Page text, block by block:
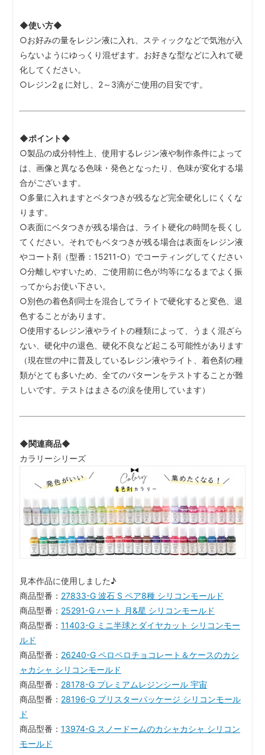
◆使い方◆
○お好みの量をレジン液に入れ、スティックなどで気泡が入
らないようにゆっくり混ぜます。お好きな型などに入れて硬
化してください。
○レジン2ｇに対し、2～3滴がご使用の目安です。
◆ポイント◆
○製品の成分特性上、使用するレジン液や制作条件によって
は、画像と異なる色味・発色となったり、色味が変化する場
合がございます。
○多量に入れますとベタつきが残るなど完全硬化しにくくな
ります。
○表面にベタつきが残る場合は、ライト硬化の時間を長くし
てください。それでもベタつきが残る場合は表面をレジン液
やコート剤（型番：15211-O）でコーティングしてください
○分離しやすいため、ご使用前に色が均等になるまでよく振
ってからお使い下さい。
○別色の着色剤同士を混合してライトで硬化すると変色、退
色することがあります。
○使用するレジン液やライトの種類によって、うまく混ざら
ない、硬化中の退色、硬化不良など起こる可能性があります
（現在世の中に普及しているレジン液やライト、着色剤の種
類がとても多いため、全てのパターンをテストすることが難
しいです。テストはまさるの涙を使用しています）
◆関連商品◆
カラリーシリーズ
見本作品に使用しました♪
商品型番： 27833-G 波石 S ペア8種 シリコンモールド
商品型番： 25291-G ハート 月&星 シリコンモールド
商品型番： 11403-G ミニ半球とダイヤカット シリコンモー
ルド
商品型番： 26240-G ペロペロチョコレート＆ケースのカシ
ャカシャ シリコンモールド
商品型番： 28178-G プレミアムレジンシール 宇宙
商品型番： 28196-G ブリスターパッケージ シリコンモール
ド
商品型番： 13974-G スノードームのカシャカシャ シリコン
モールド